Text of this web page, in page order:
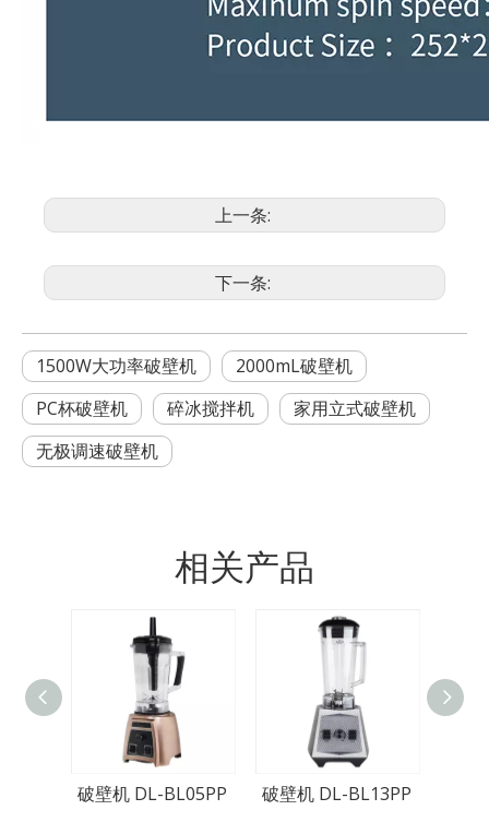
上一条:
下一条:
1500W大功率破壁机
2000mL破壁机
PC杯破壁机
碎冰搅拌机
家用立式破壁机
无极调速破壁机
相关产品
破壁机 DL-BL05PP 破壁机 DL-BL13PP